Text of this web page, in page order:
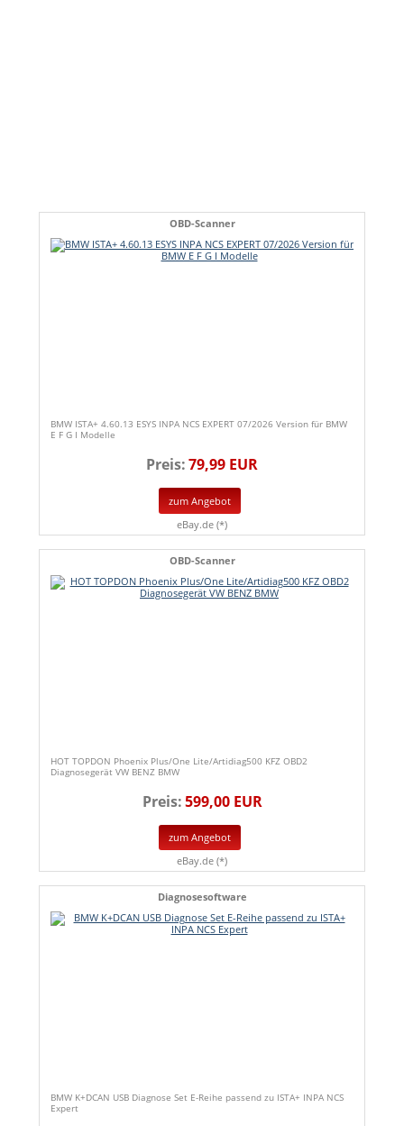
OBD-Scanner
BMW ISTA+ 4.60.13 ESYS INPA NCS EXPERT 07/2026 Version für BMW
E F G I Modelle
Preis:79,99 EUR
zum Angebot
eBay.de (*)
OBD-Scanner
HOT TOPDON Phoenix Plus/One Lite/Artidiag500 KFZ OBD2
Diagnosegerät VW BENZ BMW
Preis:599,00 EUR
zum Angebot
eBay.de (*)
Diagnosesoftware
BMW K+DCAN USB Diagnose Set E-Reihe passend zu ISTA+ INPA NCS
Expert